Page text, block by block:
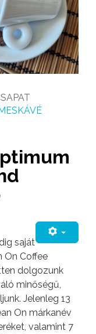
saját
On Coffee
dolgozunk
minőségű,
Jelenleg 13
On márkanév
valamint 7